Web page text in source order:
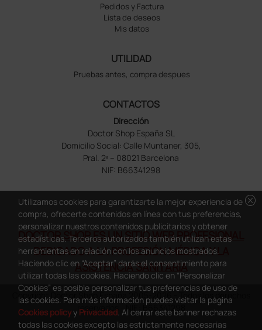
Pedidos y Factura
Lista de deseos
Mis datos
UTILIDAD
Pruebas antes, compra despues
CONTACTOS
Dirección
Doctor Shop España SL
Domicilio Social: Calle Muntaner, 305,
Pral. 2ª – 08021 Barcelona
NIF: B66341298
DOCTOR SHOP ES UN SITIO WEB PROFESIONAL
DEDICADO A LA PROFESIÓN MÉDICA Y LA
ASISTENCIA SANITARIA
Copyright Doctor Shop España 2005-2026 - Todos los derechos
reservados - NIF.: B66341298
cancel
Utilizamos cookies para garantizarte la mejor experiencia de
compra, ofrecerte contenidos en línea con tus preferencias,
personalizar nuestros contenidos publicitarios y obtener
estadísticas. Terceros autorizados también utilizan estas
herramientas en relación con los anuncios mostrados.
Haciendo clic en “Aceptar” darás el consentimiento para
utilizar todas las cookies. Haciendo clic en “Personalizar
Cookies” es posible personalizar tus preferencias de uso de
las cookies. Para más información puedes visitar la página
Cookies policyy Privacidad. Al cerrar este banner rechazas
todas las cookies excepto las estrictamente necesarias